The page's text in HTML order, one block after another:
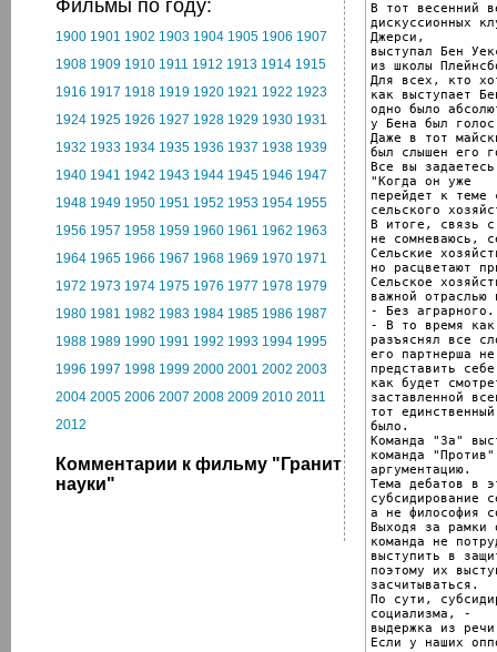
Фильмы по году:
1900 1901 1902 1903 1904 1905 1906 1907
1908 1909 1910 1911 1912 1913 1914 1915
1916 1917 1918 1919 1920 1921 1922 1923
1924 1925 1926 1927 1928 1929 1930 1931
1932 1933 1934 1935 1936 1937 1938 1939
1940 1941 1942 1943 1944 1945 1946 1947
1948 1949 1950 1951 1952 1953 1954 1955
1956 1957 1958 1959 1960 1961 1962 1963
1964 1965 1966 1967 1968 1969 1970 1971
1972 1973 1974 1975 1976 1977 1978 1979
1980 1981 1982 1983 1984 1985 1986 1987
1988 1989 1990 1991 1992 1993 1994 1995
1996 1997 1998 1999 2000 2001 2002 2003
2004 2005 2006 2007 2008 2009 2010 2011
2012
Комментарии к фильму "Гранит
науки"
В тот весенний
дискуссионных
Джерси,
выступал Бен
из школы
Для всех, кто
как выступает
одно было
у Бена был
Даже в тот
был слышен его
Все вы
"Когда он уже
перейдет к теме
сельского
В итоге, связь с
не сомневаюсь,
Сельские
но расцветают
Сельское
важной отраслью
- Без
- В то время как
разъяснял все
его партнерша
представить
как будет
заставленной
тот
было.
Команда "За"
команда
аргументацию.
Тема дебатов в
субсидирование
а не философия
Выходя за рамки
команда не
выступить в
поэтому их
засчитываться.
По сути,
социализма, -
выдержка из
Если у наших